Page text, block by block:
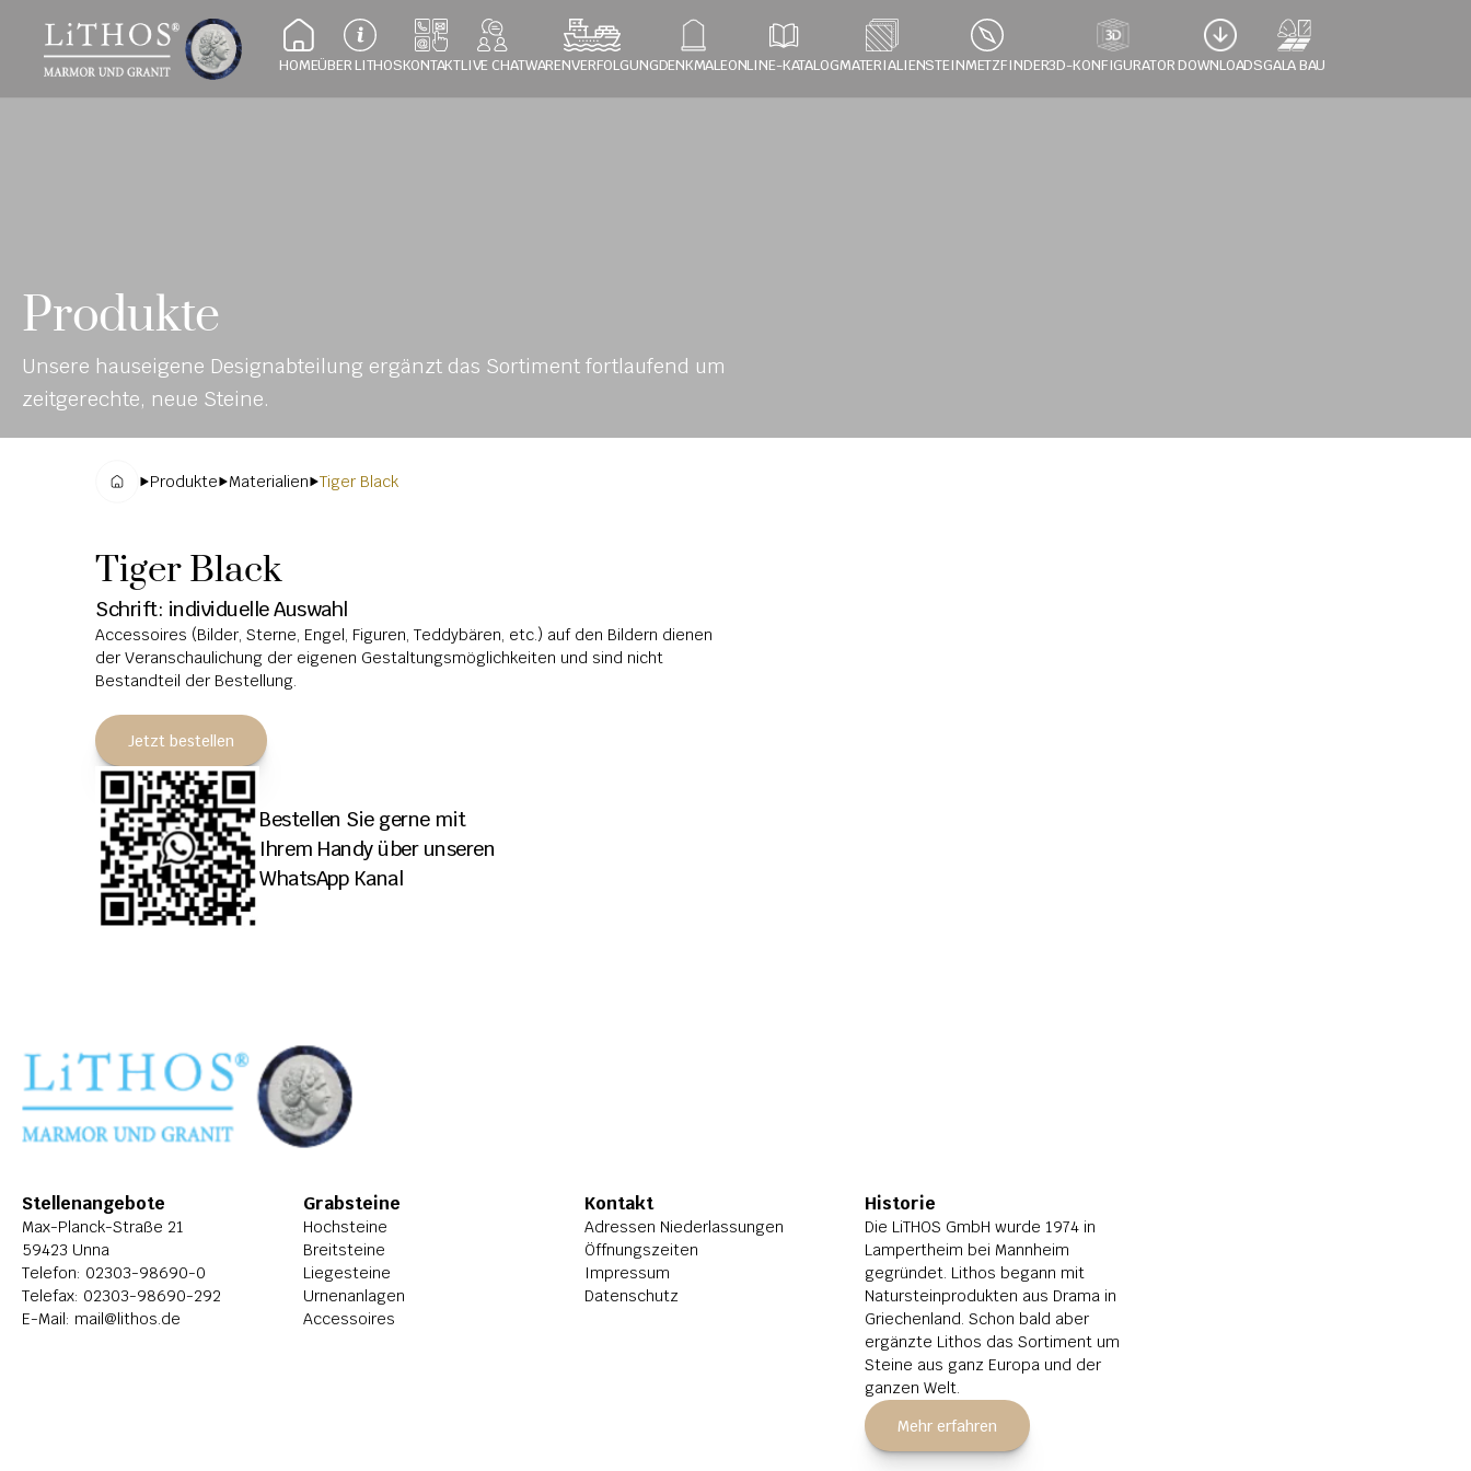
HOMEÜBER LITHOSKONTAKTLIVE CHATWARENVERFOLGUNGDENKMALEONLINE-KATALOGMATERIALIENSTEINMETZFINDER3D-KONFIGURATOR DOWNLOADSGALA BAU
Produkte
Unsere hauseigene Designabteilung ergänzt das Sortiment fortlaufend um
zeitgerechte, neue Steine.
Produkte Materialien Tiger Black
Tiger Black
Schrift: individuelle Auswahl
Accessoires (Bilder, Sterne, Engel, Figuren, Teddybären, etc.) auf den Bildern dienen
der Veranschaulichung der eigenen Gestaltungsmöglichkeiten und sind nicht
Bestandteil der Bestellung.
Jetzt bestellen
Bestellen Sie gerne mit
Ihrem Handy über unseren
WhatsApp Kanal
Stellenangebote
Max-Planck-Straße 21
59423 Unna
Telefon: 02303-98690-0
Telefax: 02303-98690-292
E-Mail: mail@lithos.de
Grabsteine
Hochsteine
Breitsteine
Liegesteine
Urnenanlagen
Accessoires
Kontakt
Adressen Niederlassungen
Öffnungszeiten
Impressum
Datenschutz
Historie
Die LiTHOS GmbH wurde 1974 in
Lampertheim bei Mannheim
gegründet. Lithos begann mit
Natursteinprodukten aus Drama in
Griechenland. Schon bald aber
ergänzte Lithos das Sortiment um
Steine aus ganz Europa und der
ganzen Welt.
Mehr erfahren